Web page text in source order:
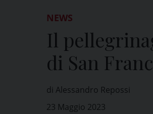
NEWS
Il
di San
di Alessandro Repossi
23 Maggio 2023